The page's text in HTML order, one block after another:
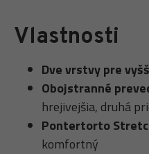
Vlastnosti
Dve vrstvy pre
Obojstranné
hrejivejšia, druhá
Pontertorto
komfortný